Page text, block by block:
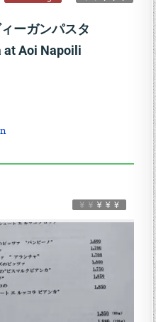
ーガンパスタ
at Aoi Napoili